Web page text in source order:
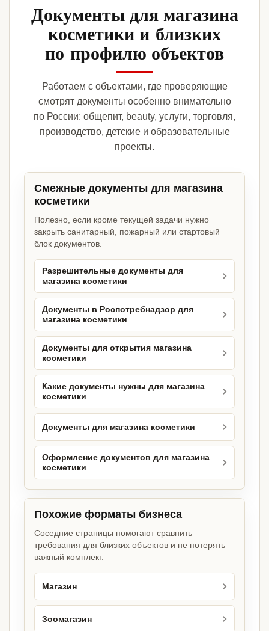
Документы для магазина
косметики и близких
по профилю объектов
Работаем с объектами, где проверяющие
смотрят документы особенно внимательно
по России: общепит, beauty, услуги, торговля,
производство, детские и образовательные
проекты.
Смежные документы для магазина
косметики
Полезно, если кроме текущей задачи нужно
закрыть санитарный, пожарный или стартовый
блок документов.
Разрешительные документы для
магазина косметики
Документы в Роспотребнадзор для
магазина косметики
Документы для открытия магазина
косметики
Какие документы нужны для магазина
косметики
Документы для магазина косметики
Оформление документов для магазина
косметики
Похожие форматы бизнеса
Соседние страницы помогают сравнить
требования для близких объектов и не потерять
важный комплект.
Магазин
Зоомагазин